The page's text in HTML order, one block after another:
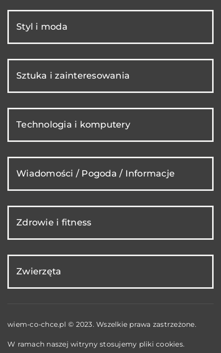
Styl i moda
Sztuka i zainteresowania
Technologia i komputery
Wiadomości / Pogoda / Informacje
Zdrowie i fitness
Zwierzęta
wiem-co-chce.pl © 2023. Wszelkie prawa zastrzeżone.
W ramach naszej witryny stosujemy pliki cookies.